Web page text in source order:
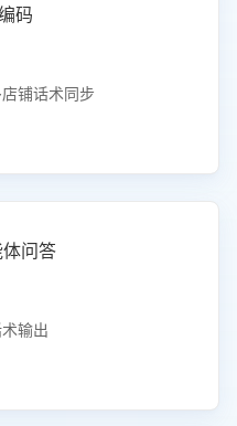
码
铺话术同步
问答
输出